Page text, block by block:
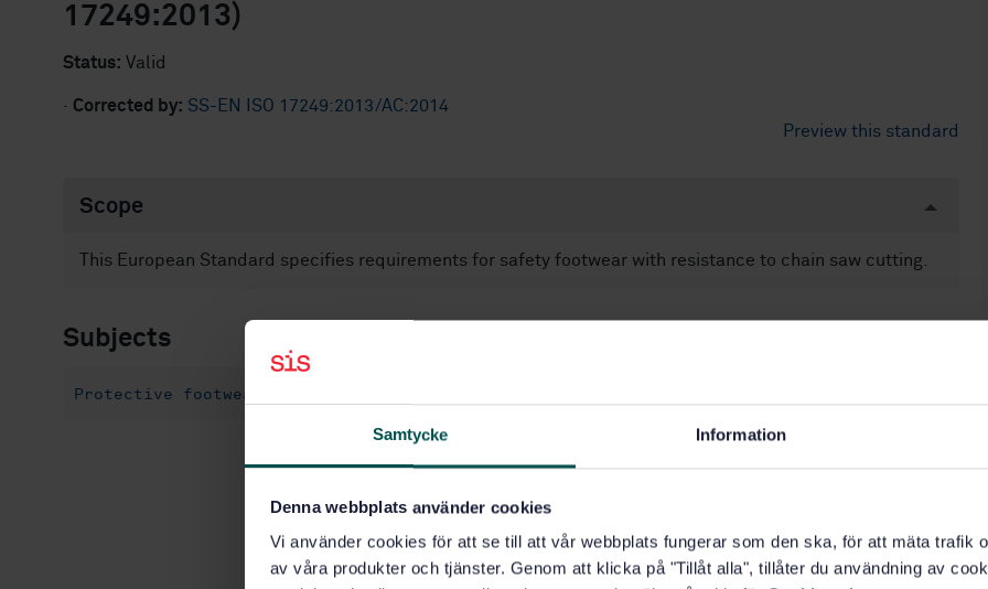
Samtycke Information
Denna webbplats använder cookies
Vi använder cookies för att se till att vår webbplats fungerar som den ska, för att mäta trafik
av våra produkter och tjänster. Genom att klicka på "Tillåt alla", tillåter du användning av
17249:2013)
Status: Valid
· Corrected by: SS-EN ISO 17249:2013/AC:2014
Preview this standard
Scope
This European Standard specifies requirements for safety footwear with resistance to chain saw cutting.
Subjects
Protective footwear (13.340.50)